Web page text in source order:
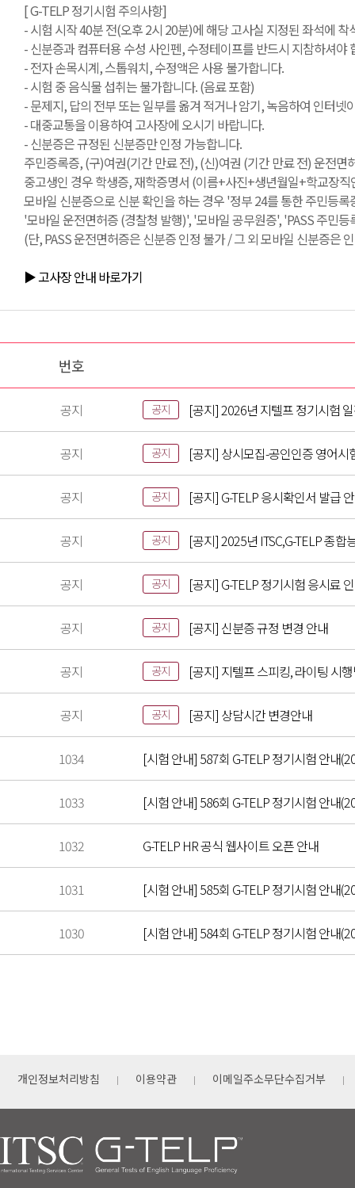
[ G-TELP 정기시험 주의사항]
- 시험 시작 40분 전(오후 2시 20분)에 해당 고사실 지정된 좌석에
- 신분증과 컴퓨터용 수성 사인펜, 수정테이프를 반드시 지참하셔야
- 전자 손목시계, 스톱워치, 수정액은 사용 불가합니다.
- 시험 중 음식물 섭취는 불가합니다. (음료 포함)
- 문제지, 답의 전부 또는 일부를 옮겨 적거나 암기, 녹음하여 인터
- 대중교통을 이용하여 고사장에 오시기 바랍니다.
- 신분증은 규정된 신분증만 인정 가능합니다.
주민증록증, (구)여권(기간 만료 전), (신)여권 (기간 만료 전) 운전
중고생인 경우 학생증, 재학증명서 (이름+사진+생년월일+학교장
모바일 신분증으로 신분 확인을 하는 경우 '정부 24를 통한 주민등록
'모바일 운전면허증 (경찰청 발행)', '모바일 공무원증', 'PASS 주민
(단, PASS 운전면허증은 신분증 인정 불가 / 그 외 모바일 신분증은
▶ 고사장 안내 바로가기
번호
공지 공지 [공지] 2026년 지텔프 정기시험
공지 공지 [공지] 상시모집-공인인증 영어시
공지 공지 [공지] G-TELP 응시확인서 발급
공지 공지 [공지] 2025년 ITSC,G-TELP 종합
공지 공지 [공지] G-TELP 정기시험 응시료
공지 공지 [공지] 신분증 규정 변경 안내
공지 공지 [공지] 지텔프 스피킹, 라이팅 시
공지 공지 [공지] 상담시간 변경안내
1034 [시험 안내] 587회 G-TELP 정기시험 안내
1033 [시험 안내] 586회 G-TELP 정기시험 안내
1032 G-TELP HR 공식 웹사이트 오픈 안내
1031 [시험 안내] 585회 G-TELP 정기시험 안내
1030 [시험 안내] 584회 G-TELP 정기시험 안내
개인정보처리방침 이용약관 이메일주소무단수집거부